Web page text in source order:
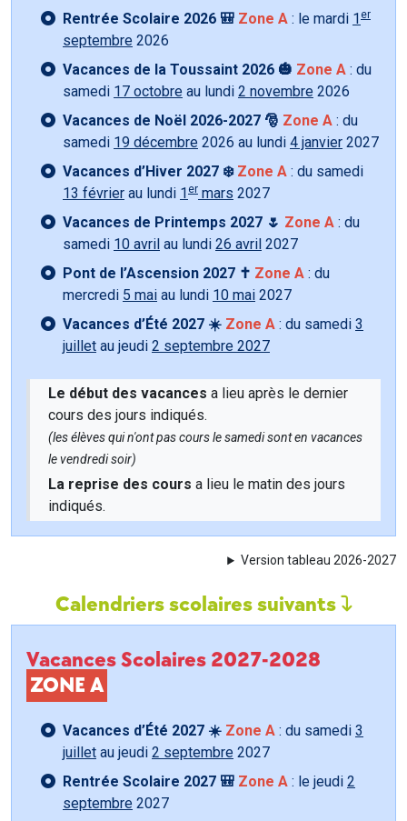
Rentrée Scolaire 2026 🎒 Zone A : le mardi 1 er
septembre 2026
Vacances de la Toussaint 2026 🎃 Zone A : du
samedi 17 octobre au lundi 2 novembre 2026
Vacances de Noël 2026-2027 🎅 Zone A : du
samedi 19 décembre 2026 au lundi 4 janvier 2027
Vacances d’Hiver 2027 ❄️ Zone A : du samedi
13 février au lundi 1 er mars 2027
Vacances de Printemps 2027 🌷 Zone A : du
samedi 10 avril au lundi 26 avril 2027
Pont de l’Ascension 2027 ✝️ Zone A : du
mercredi 5 mai au lundi 10 mai 2027
Vacances d’Été 2027 ☀️ Zone A : du samedi 3
juillet au jeudi 2 septembre 2027
Le début des vacances a lieu après le dernier
cours des jours indiqués.
(les élèves qui n'ont pas cours le samedi sont en vacances
le vendredi soir)
La reprise des cours a lieu le matin des jours
indiqués.
Version tableau 2026-2027
Calendriers scolaires suivants
Vacances Scolaires 2027-2028
ZONE A
Vacances d’Été 2027 ☀️ Zone A : du samedi 3
juillet au jeudi 2 septembre 2027
Rentrée Scolaire 2027 🎒 Zone A : le jeudi 2
septembre 2027